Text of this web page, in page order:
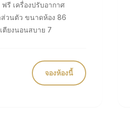
ตารางฟุต เตียงเดี่ยว 1 เตียง เตียงนอนสบาย 7
จองห้องนี้